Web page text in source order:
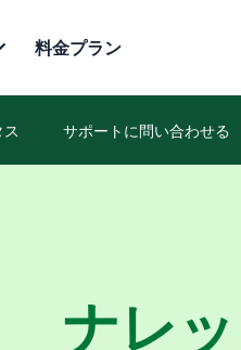
料金プラン
ス サポートに問い合わせる
ナレ